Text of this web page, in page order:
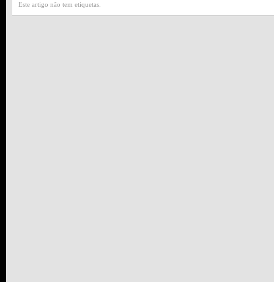
Este artigo não tem etiquetas.